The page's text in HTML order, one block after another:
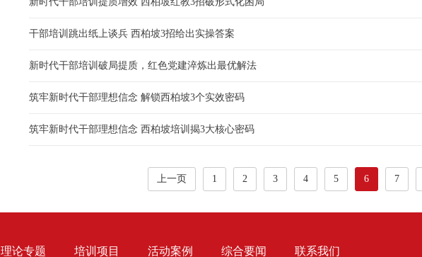
干部培训跳出纸上谈兵 西柏坡3招给出实操答案
新时代干部培训破局提质，红色党建淬炼出最优解法
筑牢新时代干部理想信念 解锁西柏坡3个实效密码
筑牢新时代干部理想信念 西柏坡培训揭3大核心密码
上一页 1 2 3 4 5 6 7
理论专题 培训项目 活动案例 综合要闻 联系我们